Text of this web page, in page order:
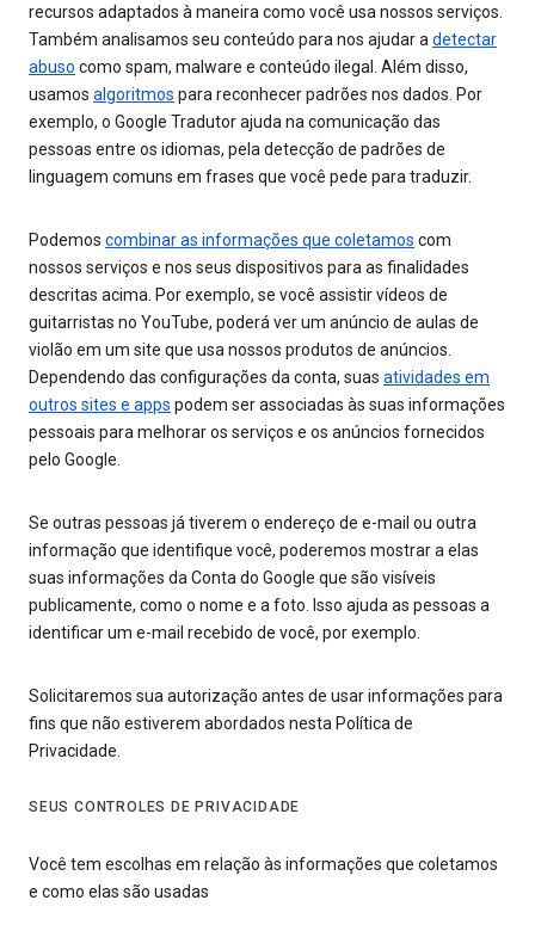
recursos adaptados à maneira como você usa nossos serviços.
Também analisamos seu conteúdo para nos ajudar a detectar
abuso como spam, malware e conteúdo ilegal. Além disso,
usamos algoritmos para reconhecer padrões nos dados. Por
exemplo, o Google Tradutor ajuda na comunicação das
pessoas entre os idiomas, pela detecção de padrões de
linguagem comuns em frases que você pede para traduzir.
Podemos combinar as informações que coletamos com
nossos serviços e nos seus dispositivos para as finalidades
descritas acima. Por exemplo, se você assistir vídeos de
guitarristas no YouTube, poderá ver um anúncio de aulas de
violão em um site que usa nossos produtos de anúncios.
Dependendo das configurações da conta, suas atividades em
outros sites e apps podem ser associadas às suas informações
pessoais para melhorar os serviços e os anúncios fornecidos
pelo Google.
Se outras pessoas já tiverem o endereço de e-mail ou outra
informação que identifique você, poderemos mostrar a elas
suas informações da Conta do Google que são visíveis
publicamente, como o nome e a foto. Isso ajuda as pessoas a
identificar um e-mail recebido de você, por exemplo.
Solicitaremos sua autorização antes de usar informações para
fins que não estiverem abordados nesta Política de
Privacidade.
SEUS CONTROLES DE PRIVACIDADE
Você tem escolhas em relação às informações que coletamos
e como elas são usadas